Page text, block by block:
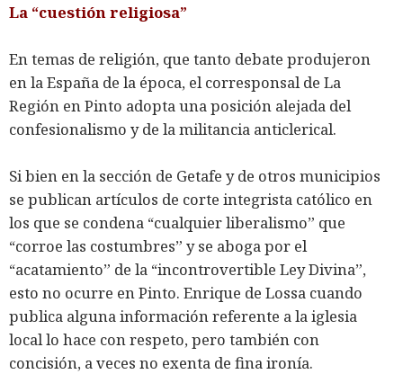
La “cuestión religiosa”
En temas de religión, que tanto debate produjeron
en la España de la época, el corresponsal de La
Región en Pinto adopta una posición alejada del
confesionalismo y de la militancia anticlerical.
Si bien en la sección de Getafe y de otros municipios
se publican artículos de corte integrista católico en
los que se condena “cualquier liberalismo” que
“corroe las costumbres” y se aboga por el
“acatamiento” de la “incontrovertible Ley Divina”,
esto no ocurre en Pinto. Enrique de Lossa cuando
publica alguna información referente a la iglesia
local lo hace con respeto, pero también con
concisión, a veces no exenta de fina ironía.